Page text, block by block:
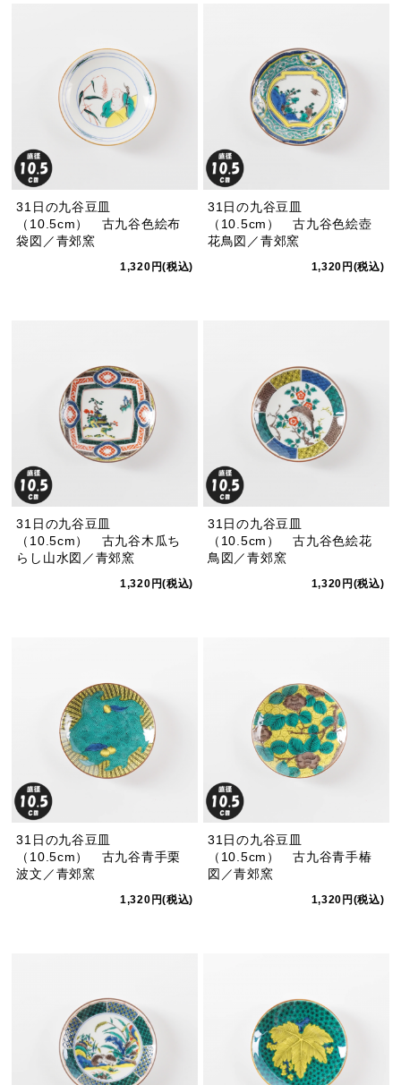
31日の九谷豆皿
（10.5cm） 古九谷色絵布
袋図／青郊窯
1,320円(税込)
31日の九谷豆皿
（10.5cm） 古九谷色絵壺
花鳥図／青郊窯
1,320円(税込)
31日の九谷豆皿
（10.5cm） 古九谷木瓜ち
らし山水図／青郊窯
1,320円(税込)
31日の九谷豆皿
（10.5cm） 古九谷色絵花
鳥図／青郊窯
1,320円(税込)
31日の九谷豆皿
（10.5cm） 古九谷青手栗
波文／青郊窯
1,320円(税込)
31日の九谷豆皿
（10.5cm） 古九谷青手椿
図／青郊窯
1,320円(税込)